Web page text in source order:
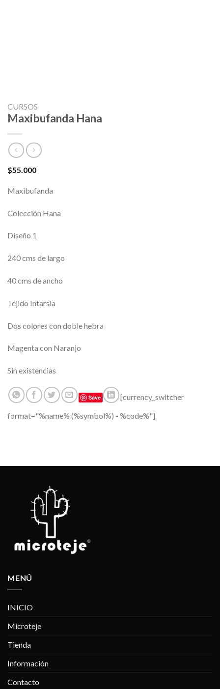
CURSOS
Maxibufanda Hana
$55.000
Maxibufanda
Colección Hana
Diseño 1
240 cms de largo
40 cms de ancho
Tejido Intarsia
Dos colores con doble hebra
Magenta con Naranjo
Sin existencias
Save [currency_switcher
format="%name% (%symbol%) - %code%"]
MENÚ
INICIO
Microteje
Tienda
Información
Contacto